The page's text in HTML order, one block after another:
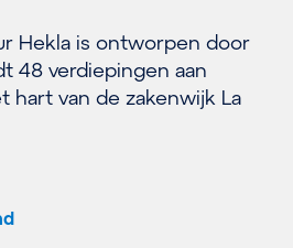
Hekla is ontworpen door
48 verdiepingen aan
hart van de zakenwijk La